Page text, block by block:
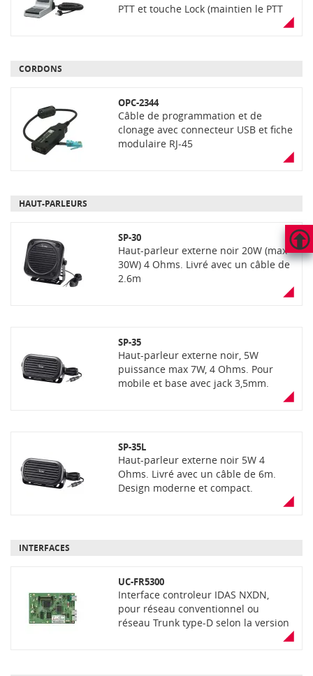
HAUT
PTT et touche Lock (maintien le PTT
CORDONS
OPC-2344
Câble de programmation et de
clonage avec connecteur USB et fiche
modulaire RJ-45
HAUT-PARLEURS
SP-30
Haut-parleur externe noir 20W (max
30W) 4 Ohms. Livré avec un câble de
2.6m
SP-35
Haut-parleur externe noir, 5W
puissance max 7W, 4 Ohms. Pour
mobile et base avec jack 3,5mm.
SP-35L
Haut-parleur externe noir 5W 4
Ohms. Livré avec un câble de 6m.
Design moderne et compact.
INTERFACES
UC-FR5300
Interface controleur IDAS NXDN,
pour réseau conventionnel ou
réseau Trunk type-D selon la version